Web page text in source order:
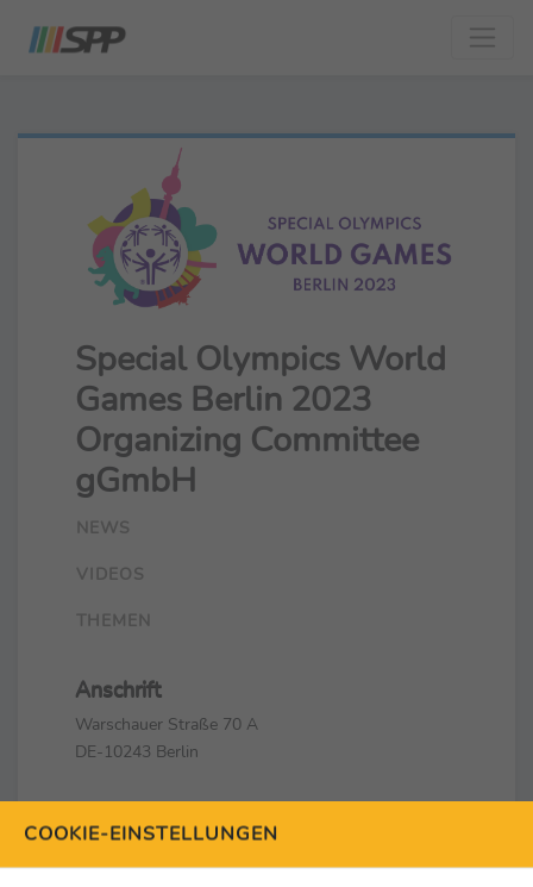
Special Olympics World
Games Berlin 2023
Organizing Committee
gGmbH
NEWS
VIDEOS
THEMEN
Anschrift
Warschauer Straße 70 A
DE-10243 Berlin
Kontakt
+49 (0)30 62933600
info@berlin2023.org
COOKIE-EINSTELLUNGEN